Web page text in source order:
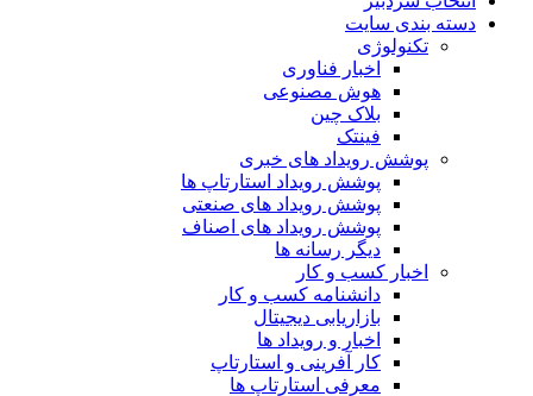
دسته بندی سایت
تکنولوژی
اخبار فناوری
هوش مصنوعی
بلاک چین
فینتک
پوشش رویداد های خبری
پوشش رویداد استارتاپ ها
پوشش رویداد های صنعتی
پوشش رویداد های اصناف
دیگر رسانه ها
اخبار کسب و کار
دانشنامه کسب و کار
بازاریابی دیجیتال
اخبار و رویداد ها
کار آفرینی و استارتاپ
معرفی استارتاپ ها